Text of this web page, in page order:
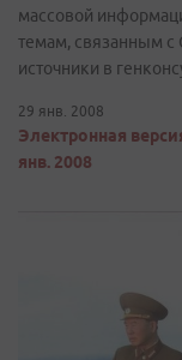
массовой
темам, связанным
источники в
29 янв. 2008
Электронная
янв. 2008